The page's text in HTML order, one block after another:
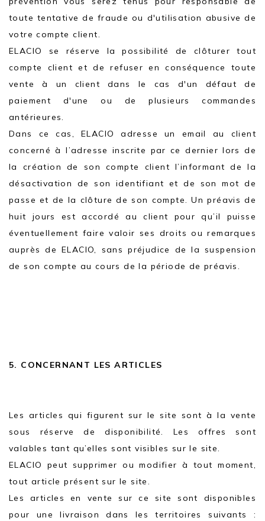
toute tentative de fraude ou d'utilisation abusive de
votre compte client.
ELACIO se réserve la possibilité de clôturer tout
compte client et de refuser en conséquence toute
vente à un client dans le cas d'un défaut de
paiement d'une ou de plusieurs commandes
antérieures.
Dans ce cas, ELACIO adresse un email au client
concerné à l’adresse inscrite par ce dernier lors de
la création de son compte client l’informant de la
désactivation de son identifiant et de son mot de
passe et de la clôture de son compte. Un préavis de
huit jours est accordé au client pour qu’il puisse
éventuellement faire valoir ses droits ou remarques
auprès de ELACIO, sans préjudice de la suspension
de son compte au cours de la période de préavis.
5. CONCERNANT LES ARTICLES
Les articles qui figurent sur le site sont à la vente
sous réserve de disponibilité. Les offres sont
valables tant qu’elles sont visibles sur le site.
ELACIO peut supprimer ou modifier à tout moment,
tout article présent sur le site.
Les articles en vente sur ce site sont disponibles
pour une livraison dans les territoires suivants :